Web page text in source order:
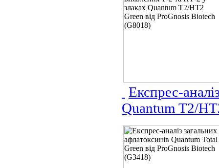
Експрес-
Quantum T2/